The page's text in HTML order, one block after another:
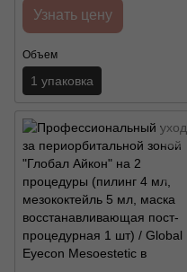
Mesoestetic
Узнать цену
Объем
1 упаковка